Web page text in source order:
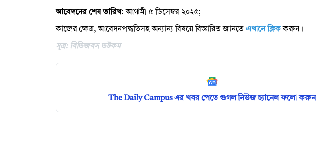
আবেদনের শেষ তারিখ: আগামী ৫ ডিসেম্বর ২০২৫;
কাজের ক্ষেত্র, আবেদনপদ্ধতিসহ অন্যান্য বিষয়ে বিস্তারিত জানতে এখানে ক্লিককরুন।
সূত্র: বিডিজবস ডটকম
The Daily Campus এর খবর পেতে গুগল নিউজ চ্যানেল ফলো করুন